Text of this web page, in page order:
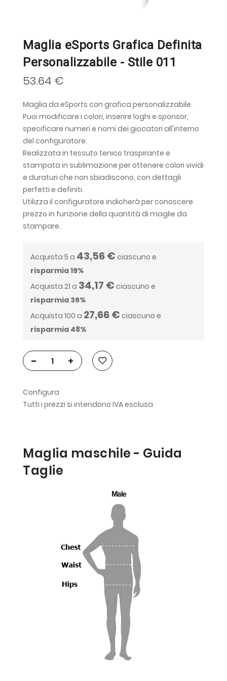
Maglia eSports Grafica Definita
Personalizzabile - Stile 011
53.64 €
Maglia da eSports con grafica personalizzabile.
Puoi modificare i colori, inserire loghi e sponsor,
specificare numeri e nomi dei giocatori all'interno
del configuratore.
Realizzata in tessuto tenico traspirante e
stampata in sublimazione per ottenere colori vividi
e duraturi che non sbiadiscono, con dettagli
perfetti e definiti.
Utilizza il configuratore indicherà per conoscere
prezzo in funzione della quantità di maglie da
stampare.
Acquista 5 a 43,56 € ciascuno e
risparmia19%
Acquista 21 a 34,17 € ciascuno e
risparmia 36%
Acquista 100 a 27,66 € ciascuno e
risparmia 48%
- +
Configura
Tutti i prezzi si intendono IVA esclusa
Maglia maschile - Guida
Taglie